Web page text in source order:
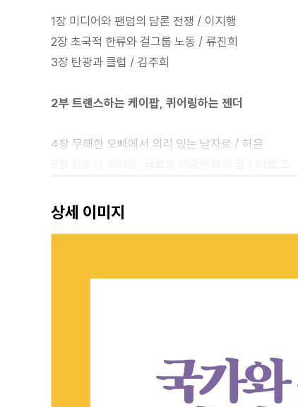
1장 미디어와 팬덤의 담론 전쟁 / 이지행
2장 초국적 한류와 걸그룹 노동 / 류진희
3장 탄광과 클럽 / 김주희
2부 트랜스하는 케이팝, 퀴어링하는 젠더
4장 무해한 오빠에서 의리 있는 남자로 / 허윤
3부 친밀성을 살게요
10장 다시 만나는 여덕, 소녀시대 GL 팬픽 / 고윤경
상세 이미지